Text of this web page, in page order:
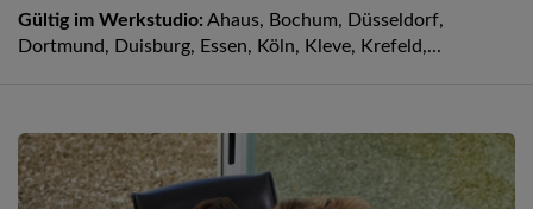
Gültig im Werkstudio: Ahaus, Bochum, Düsseldorf,
Dortmund, Duisburg, Essen, Köln, Kleve, Krefeld,...